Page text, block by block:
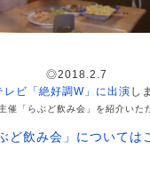
◎2018.2.7
レビ「絶好調W」に出演 し
催「らぶど飲み会」を紹介いた
ど飲み会」については